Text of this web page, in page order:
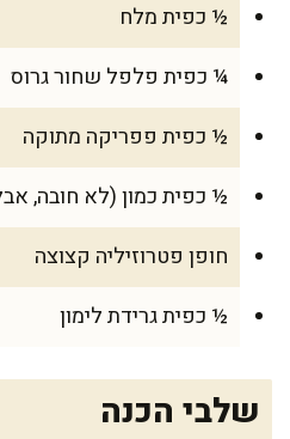
½ כפית מלח
¼ כפית פלפל שחור גרוס
½ כפית פפריקה מתוקה
½ כפית כמון (לא חובה,
חופן פטרוזיליה קצוצה
½ כפית גרידת לימון
שלבי הכנה